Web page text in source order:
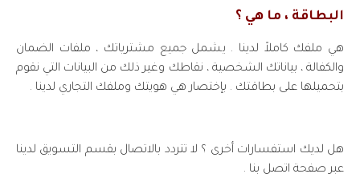
البطاقة ، ما هي ؟
هي ملفك كاملاً لدينا . يشمل جميع مشترياتك ، ملفات الضمان
والكفالة ، بياناتك الشخصية ، نقاطك وغير ذلك من البيانات التي نقوم
بتحميلها على بطاقتك . بإختصار هي هويتك وملفك التجاري لدينا .
هل لديك استفسارات أخرى ؟ لا تتردد بالاتصال بقسم التسويق لدينا
عبر صفحة اتصل بنا .